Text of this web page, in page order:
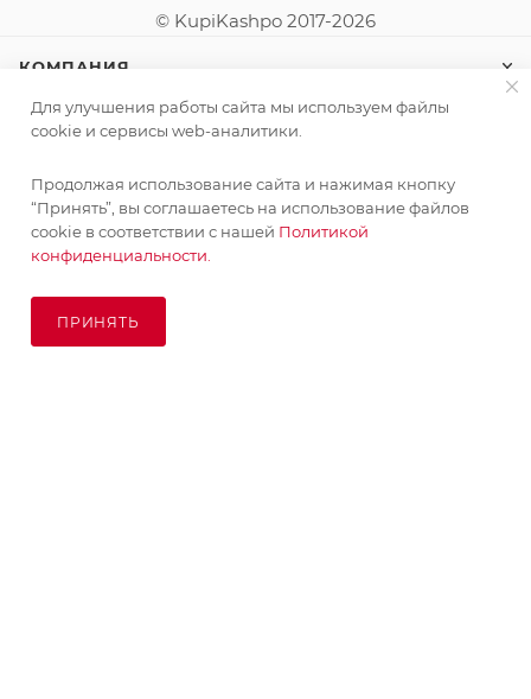
© KupiKashpo 2017-2026
КОМПАНИЯ
ИНФОРМАЦИЯ
ПОМОЩЬ
ПОДПИСАТЬСЯ НА РАССЫЛКУ
Для улучшения работы сайта мы используем файлы
cookie и сервисы web-аналитики.
Продолжая использование сайта и нажимая кнопку
“Принять”, вы соглашаетесь на использование файлов
cookie в соответствии с нашей Политикой
конфиденциальности.
ПРИНЯТЬ